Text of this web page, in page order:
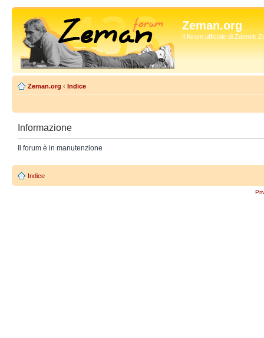
Zeman.org
Il forum ufficiale di Zdenek
Zeman.org ‹ Indice
Informazione
Il forum è in manutenzione
Indice